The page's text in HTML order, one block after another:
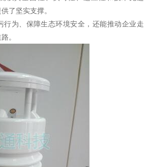
了坚实支撑。
行为、保障生态环境安全，还能推动企业走
。